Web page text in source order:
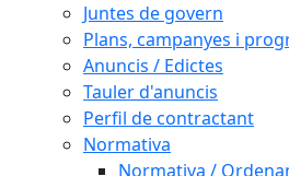
Juntes de govern
Plans, campanyes i
Anuncis / Edictes
Tauler d'anuncis
Perfil de contractant
Normativa
Normativa /